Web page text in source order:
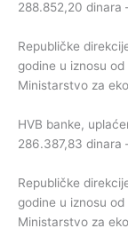
288.852,20 dinara
Republičke
godine u iznosu od
Ministarstvo za
HVB banke,
286.387,83 dinara
Republičke
godine u iznosu
Ministarstvo za